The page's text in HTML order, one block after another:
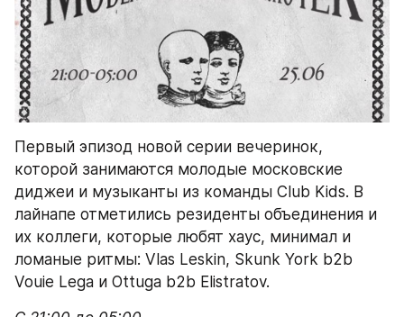
лайнапе отметились резиденты объединения и
их коллеги, которые любят хаус, минимал и
ломаные ритмы: Vlas Leskin, Skunk York b2b
Vouie Lega и Ottuga b2b Elistratov.
С 21:00 до 05:00.
Особняк WIP
https://facebook.com/events/348045317476186
8. Суббота в DFF Restaurant